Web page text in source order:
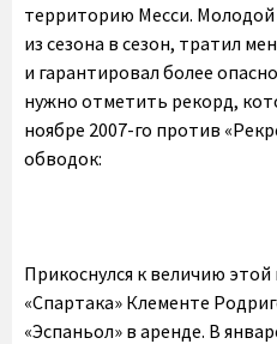
территорию Месси.
из сезона в сезон, тратил
и гарантировал более
нужно отметить рекорд,
ноябре 2007-го против
обводок:
Прикоснулся к величию
«Спартака» Клементе
«Эспаньол» в аренде. В